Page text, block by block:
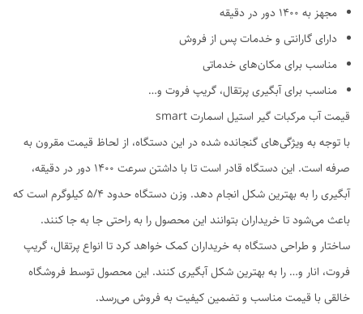
مجهز به 1400 دور در دقیقه
دارای گارانتی و خدمات پس از فروش
مناسب برای مکان‌های خدماتی
مناسب برای آبگیری پرتقال، گریپ فروت و…
قیمت آب مرکبات گیر استیل اسمارت smart
با توجه به ویژگی‌های گنجانده شده در این دستگاه، از لحاظ قیمت مقرون به
صرفه است. این دستگاه قادر است تا با داشتن سرعت 1400 دور در دقیقه،
آبگیری را به بهترین شکل انجام دهد. وزن دستگاه حدود 5/4 کیلوگرم است که
باعث می‌شود تا خریداران بتوانند این محصول را به راحتی جا به جا کنند.
ساختار و طراحی دستگاه به خریداران کمک خواهد کرد تا انواع پرتقال، گریپ
فروت، انار و… را به بهترین شکل آبگیری کنند. این محصول توسط فروشگاه
خالقی با قیمت مناسب و تضمین کیفیت به فروش می‌رسد.